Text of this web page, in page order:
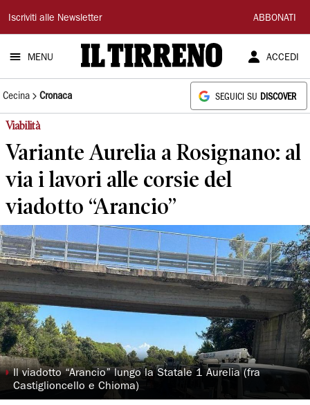
Il
Tirreno
Iscriviti alle Newsletter ABBONATI
MENU ACCEDI
Cecina Cronaca SEGUICI SU DISCOVER
Viabilità
Variante Aurelia a Rosignano: al
via i lavori alle corsie del
viadotto “Arancio”
◗Il viadotto “Arancio” lungo la Statale 1 Aurelia (fra
Castiglioncello e Chioma)